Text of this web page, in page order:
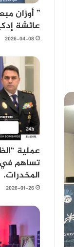
” أوزان
عائشة
2026-04-08
عملية
تساهم في
المخدرات.
2026-01-26